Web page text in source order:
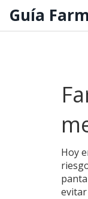
Guía
Hoy